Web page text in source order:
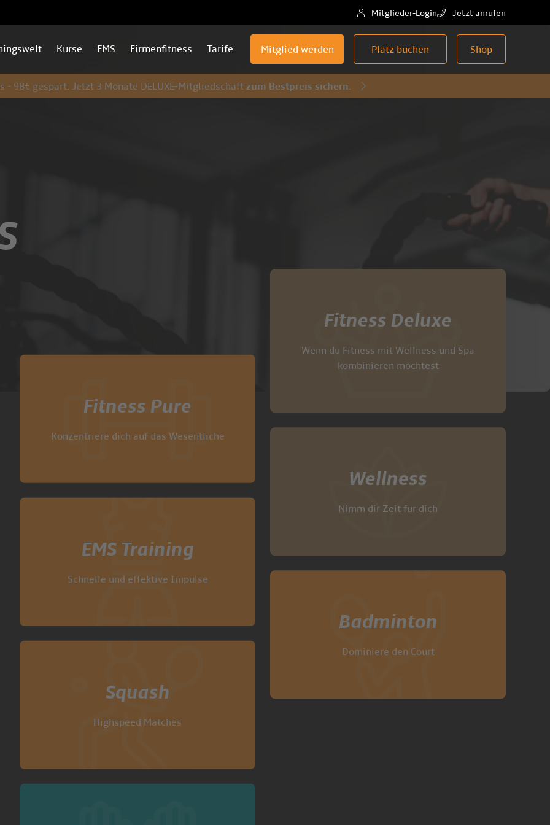
Mitglieder-Login Jetzt anrufen
Kurse EMS Firmenfitness Tarife Mitglied werden Platz buchen Shop
- 98€ gespart. Jetzt 3 Monate DELUXE-Mitgliedschaft zum Bestpreis sichern.
Fitness Pure
Konzentriere dich auf das Wesentliche
EMS Training
Schnelle und effektive Impulse
Squash
Highspeed Matches
Fitness Deluxe
Wenn du Fitness mit Wellness und Spa
kombinieren möchtest
Wellness
Nimm dir Zeit für dich
Badminton
Dominiere den Court